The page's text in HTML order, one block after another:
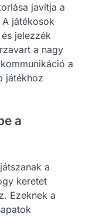
javítja a
játékosok
jelezzék
a nagy
a
játékhoz
a
a
keretet
Ezeknek a